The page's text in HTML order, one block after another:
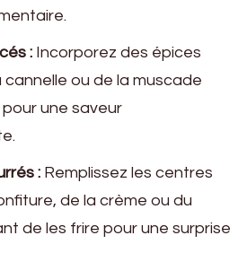
: Incorporez des épices
cannelle ou de la muscade
une saveur
: Remplissez les centres
de la crème ou du
de les frire pour une surprise